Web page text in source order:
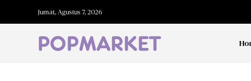
Jumat, Agustus 7, 2026